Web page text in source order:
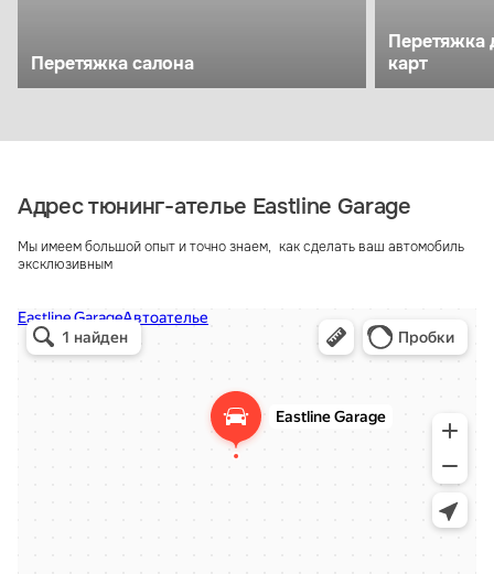
Перетяжка салона
Перетяжка
карт
Адрес тюнинг-ателье Eastline Garage
Мы имеем большой опыт и точно знаем, как сделать ваш автомобиль
эксклюзивным